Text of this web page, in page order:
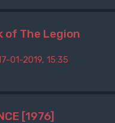
of The Legion
01-2019, 15:35
[1976]